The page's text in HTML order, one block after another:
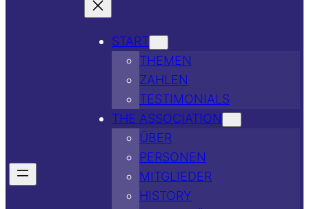
START
THEMEN
ZAHLEN
TESTIMONIALS
THE ASSOCIATION
ÜBER
PERSONEN
MITGLIEDER
HISTORY